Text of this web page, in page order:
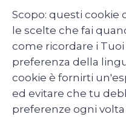
Scopo: questi cookie
le scelte che fai
come ricordare i Tuoi
preferenza della
cookie è fornirti
ed evitare che tu
preferenze ogni